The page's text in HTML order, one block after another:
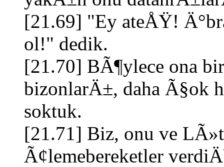
[21.69] "Ey ateÅŸ!
ol!" dedik.
[21.70] BÃ¶ylece ona
bizonlarÄ±, daha Ã§ok
soktuk.
[21.71] Biz, onu ve
Ã¢lemebereketler